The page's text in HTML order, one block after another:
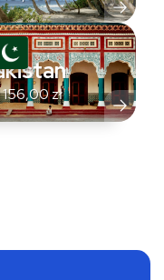
156,00zł